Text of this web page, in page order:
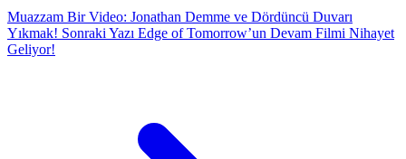
Muazzam Bir Video: Jonathan Demme ve Dördüncü Duvarı
Yıkmak! Sonraki Yazı Edge of Tomorrow’un Devam Filmi Nihayet
Geliyor!